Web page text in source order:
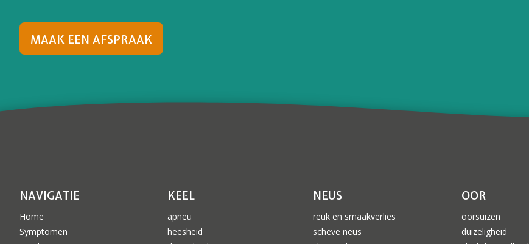
MAAK EEN AFSPRAAK
NAVIGATIE
Home
Symptomen
KEEL
apneu
heesheid
NEUS
reuk en smaakverlies
scheve neus
OOR
oorsuizen
duizeligheid